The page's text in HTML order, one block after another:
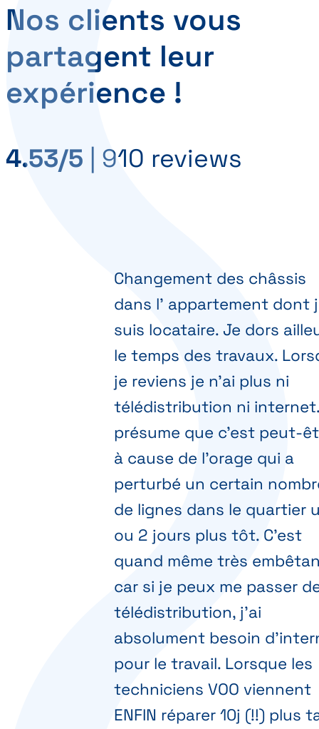
Nos clients vous
partagent leur
expérience !
4.53/5 910 reviews
Changement des châssis
dans l' appartement dont
suis locataire. Je dors
le temps des travaux.
je reviens je n'ai plus ni
télédistribution ni
présume que c'est peut-
à cause de l'orage qui a
perturbé un certain
de lignes dans le quartier
ou 2 jours plus tôt. C'est
quand même très
car si je peux me passer
télédistribution, j'ai
absolument besoin
pour le travail. Lorsque les
techniciens VOO viennent
ENFIN réparer 10j (!!) plus